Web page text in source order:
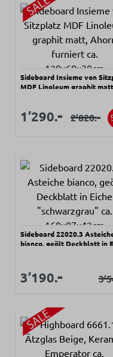
Sideboard Insieme von
MDF Linoleum graphit
Verkaufspreis:
1’290.- Regulärer
2’820.-
Sideboard 22020.3
bianco, geölt Deckblatt in
Verkaufspreis:
3’190.-